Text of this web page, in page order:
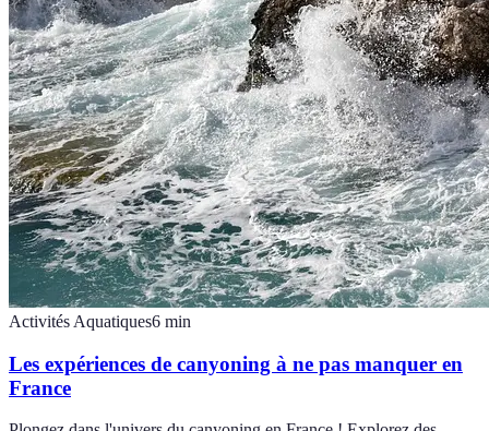
Activités Aquatiques6 min
Les expériences de canyoning à ne pas manquer en
France